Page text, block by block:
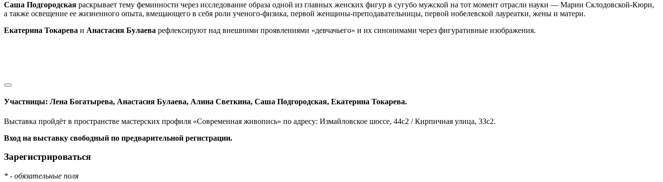
Саша Подгородская раскрывает тему феминности через исследование образа одной из главных женских фигур в сугубо мужской на тот момент отрасли науки — Марии Склодовской-Кюри,
а также освещение ее жизненного опыта, вмещающего в себя роли ученого-физика, первой женщины-преподавательницы, первой нобелевской лауреатки, жены и матери.
Екатерина Токарева и Анастасия Булаева рефлексируют над внешними проявлениями «девчачьего» и их синонимами через фигуративные изображения.
Участницы: Лена Богатырева, Анастасия Булаева, Алина Светкина, Саша Подгородская, Екатерина Токарева.
Выставка пройдёт в пространстве мастерских профиля «Современная живопись» по адресу: Измайловское шоссе, 44с2 / Кирпичная улица, 33с2.
Вход на выставку свободный по предварительной регистрации.
Зарегистрироваться
* - обязательные поля